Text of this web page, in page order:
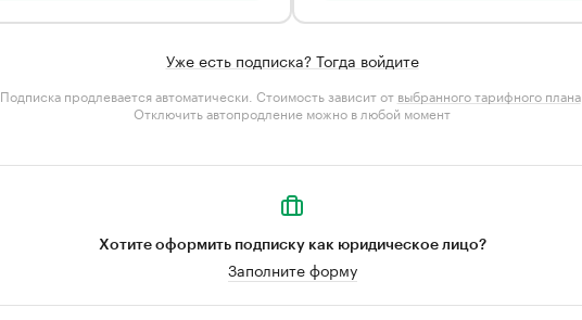
Уже есть подписка? Тогда войдите
Подписка продлевается автоматически. Стоимость зависит от выбранного тарифного плана.
Отключить автопродление можно в любой момент
Хотите оформить подписку как юридическое лицо?
Заполните форму